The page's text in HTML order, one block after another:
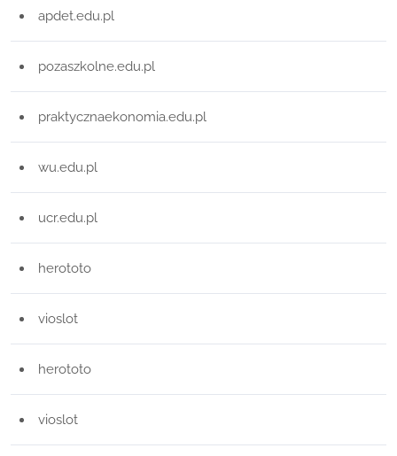
apdet.edu.pl
pozaszkolne.edu.pl
praktycznaekonomia.edu.pl
wu.edu.pl
ucr.edu.pl
herototo
vioslot
herototo
vioslot